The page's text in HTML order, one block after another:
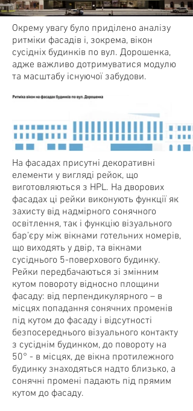
Окрему увагу було приділено аналізу
ритміки фасадів і, зокрема, вікон
сусідніх будинків по вул. Дорошенка,
адже важливо дотримуватися модулю
та масштабу існуючої забудови.
На фасадах присутні декоративні
елементи у вигляді рейок, що
виготовляються з HPL. На дворових
фасадах ці рейки виконують функції як
захисту від надмірного сонячного
освітлення, так і функцію візуального
бар’єру між вікнами готельних номерів,
що виходять у двір, та вікнами
сусіднього 5-поверхового будинку.
Рейки передбачаються зі змінним
кутом повороту відносно площини
фасаду: від перпендикулярного – в
місцях попадання сонячних променів
під кутом до фасаду і відсутності
безпосереднього візуального контакту
з сусіднім будинком, до повороту на
50° - в місцях, де вікна протилежного
будинку знаходяться надто близько, а
сонячні промені падають під прямим
кутом до фасаду.